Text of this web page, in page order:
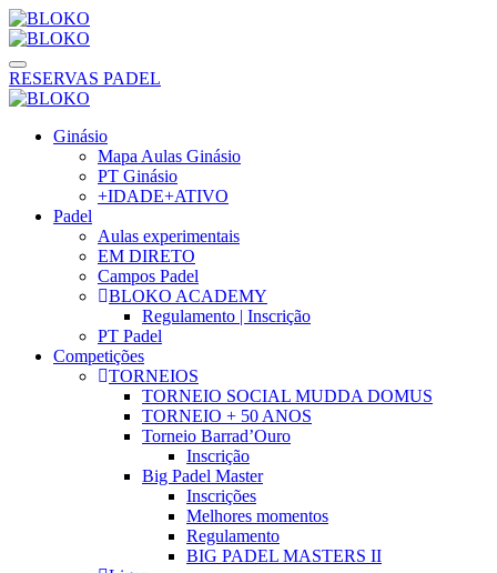
RESERVAS PADEL
Ginásio
Mapa Aulas Ginásio
PT Ginásio
+IDADE+ATIVO
Padel
Aulas experimentais
EM DIRETO
Campos Padel
BLOKO ACADEMY
Regulamento | Inscrição
PT Padel
Competições
TORNEIOS
TORNEIO SOCIAL MUDDA DOMUS
TORNEIO + 50 ANOS
Torneio Barrad’Ouro
Inscrição
Big Padel Master
Inscrições
Melhores momentos
Regulamento
BIG PADEL MASTERS II